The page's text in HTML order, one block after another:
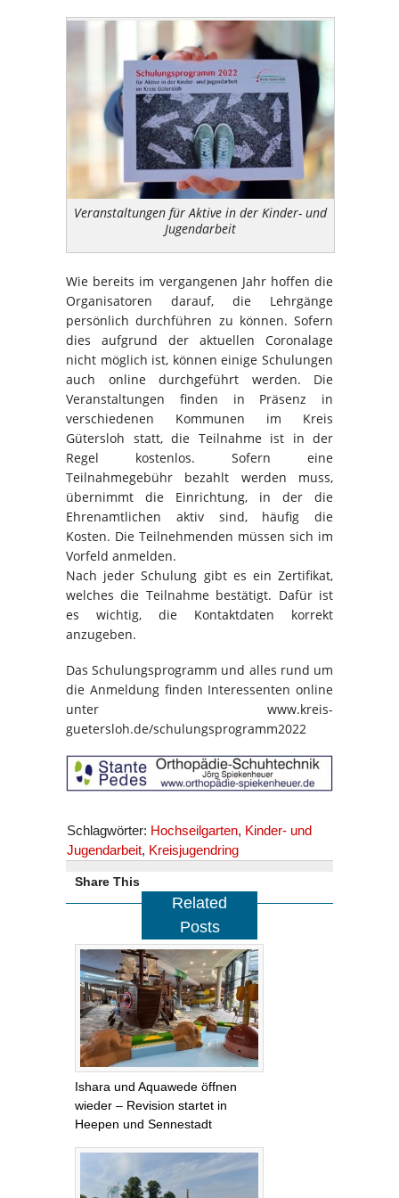
Veranstaltungen für Aktive in der Kinder- und
Jugendarbeit
Wie bereits im vergangenen Jahr hoffen die
Organisatoren darauf, die Lehrgänge
persönlich durchführen zu können. Sofern
dies aufgrund der aktuellen Coronalage
nicht möglich ist, können einige Schulungen
auch online durchgeführt werden. Die
Veranstaltungen finden in Präsenz in
verschiedenen Kommunen im Kreis
Gütersloh statt, die Teilnahme ist in der
Regel kostenlos. Sofern eine
Teilnahmegebühr bezahlt werden muss,
übernimmt die Einrichtung, in der die
Ehrenamtlichen aktiv sind, häufig die
Kosten. Die Teilnehmenden müssen sich im
Vorfeld anmelden.
Nach jeder Schulung gibt es ein Zertifikat,
welches die Teilnahme bestätigt. Dafür ist
es wichtig, die Kontaktdaten korrekt
anzugeben.
Das Schulungsprogramm und alles rund um
die Anmeldung finden Interessenten online
unter www.kreis-
guetersloh.de/schulungsprogramm2022
Schlagwörter: Hochseilgarten, Kinder- und
Jugendarbeit, Kreisjugendring
Share This
Related
Posts
Ishara und Aquawede öffnen
wieder – Revision startet in
Heepen und Sennestadt